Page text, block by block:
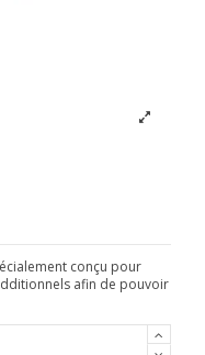
conçu pour
afin de pouvoir